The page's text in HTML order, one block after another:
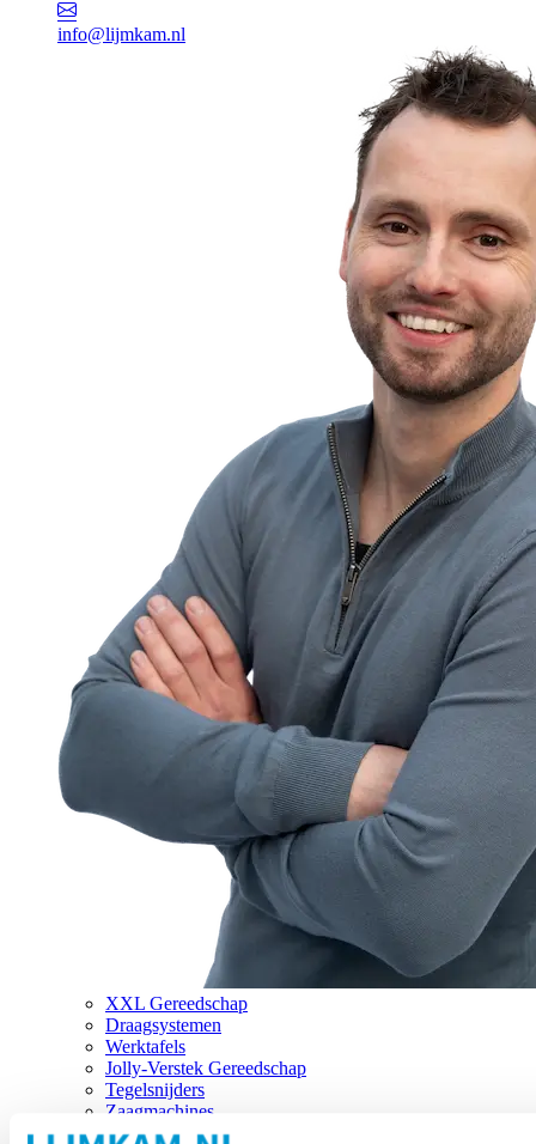
info@lijmkam.nl
XXL Gereedschap
Draagsystemen
Werktafels
Jolly-Verstek Gereedschap
Tegelsnijders
Zaagmachines
Merken